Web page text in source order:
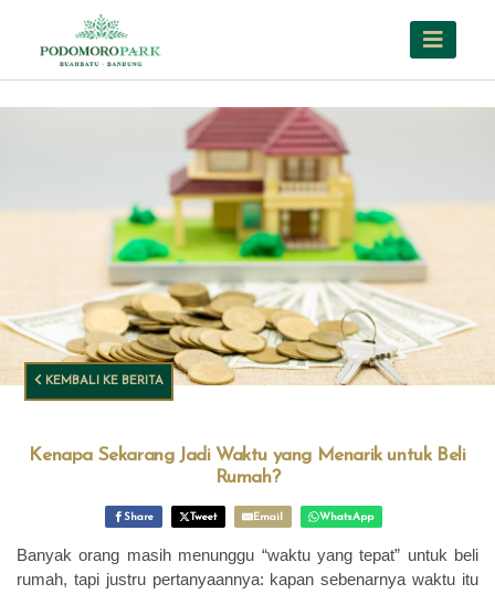
KEMBALI KE BERITA
Kenapa Sekarang Jadi Waktu yang Menarik untuk Beli
Rumah?
Share Tweet Email WhatsApp
Banyak orang masih menunggu “waktu yang tepat” untuk beli
rumah, tapi justru pertanyaannya: kapan sebenarnya waktu itu